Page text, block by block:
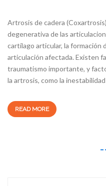
Artrosis de cadera
degenerativa de las
cartílago articular, la formación
articulación afectada. Existen
traumatismo importante, y
la artrosis, como la
READ MORE